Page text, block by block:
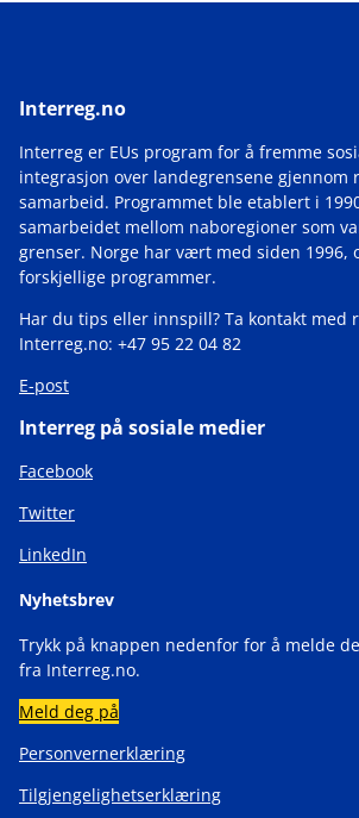
Interreg.no
Interreg er EUs program for å fremme
integrasjon over landegrensene gjennom
samarbeid. Programmet ble etablert i
samarbeidet mellom naboregioner som
grenser. Norge har vært med siden 1996,
forskjellige programmer.
Har du tips eller innspill? Ta kontakt med
Interreg.no: +47 95 22 04 82
E-post
Interreg på sosiale medier
Facebook
Twitter
LinkedIn
Nyhetsbrev
Trykk på knappen nedenfor for å melde
fra Interreg.no.
Meld deg på
Personvernerklæring
Tilgjengelighetserklæring